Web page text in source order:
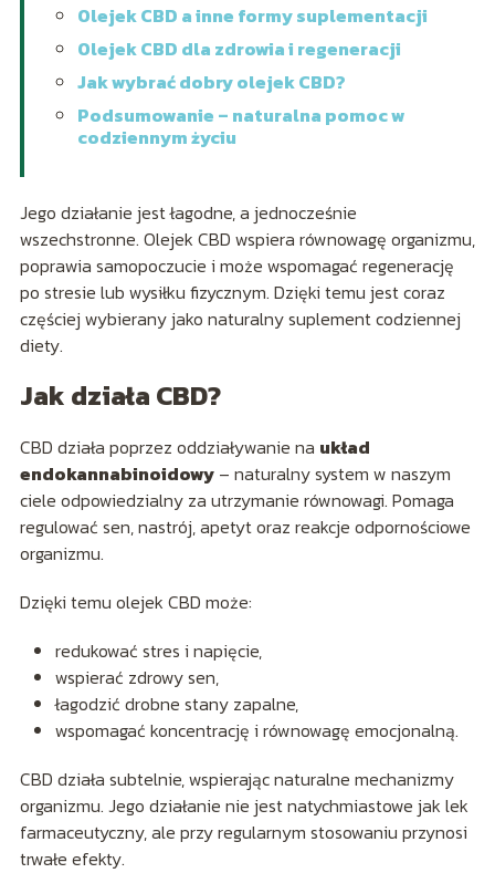
Olejek CBD a inne formy suplementacji
Olejek CBD dla zdrowia i regeneracji
Jak wybrać dobry olejek CBD?
Podsumowanie – naturalna pomoc w
codziennym życiu
Jego działanie jest łagodne, a jednocześnie
wszechstronne. Olejek CBD wspiera równowagę organizmu,
poprawia samopoczucie i może wspomagać regenerację
po stresie lub wysiłku fizycznym. Dzięki temu jest coraz
częściej wybierany jako naturalny suplement codziennej
diety.
Jak działa CBD?
CBD działa poprzez oddziaływanie na układ
endokannabinoidowy– naturalny system w naszym
ciele odpowiedzialny za utrzymanie równowagi. Pomaga
regulować sen, nastrój, apetyt oraz reakcje odpornościowe
organizmu.
Dzięki temu olejek CBD może:
redukować stres i napięcie,
wspierać zdrowy sen,
łagodzić drobne stany zapalne,
wspomagać koncentrację i równowagę emocjonalną.
CBD działa subtelnie, wspierając naturalne mechanizmy
organizmu. Jego działanie nie jest natychmiastowe jak lek
farmaceutyczny, ale przy regularnym stosowaniu przynosi
trwałe efekty.